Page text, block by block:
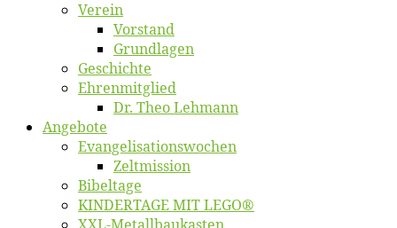
Ver­ein
Vor­stand
Grund­la­gen
Ge­schich­te
Eh­ren­mit­glied
Dr. Theo Lehmann
An­ge­bo­te
Evangelisa­tions­wo­chen
Zelt­mis­si­on
Bi­bel­ta­ge
KINDERTAGE MIT LEGO®